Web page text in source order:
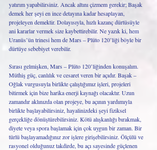
yatırım yapabilirsiniz. Ancak altını çizmem gerekir; Başak
demek her şeyi en ince detayına kadar hesaplayan,
projeleyen demektir. Dolayısıyla, hızlı kazanç dürtüsüyle
ani kararlar vermek size kaybettirebilir. Ne yazık ki, hem
Uranüs’ün trinesi hem de Mars – Plüto 120’liği böyle bir
dürtüye sebebiyet verebilir.
Sırası gelmişken, Mars – Plüto 120’liğinden konuşalım.
Müthiş güç, canlılık ve cesaret veren bir açıdır. Başak –
Oğlak vurgusuyla birlikte çalıştığımız işleri, projeleri
bitirmek için bize harika enerji kaynağı olacaktır. Uzun
zamandır aklınızda olan projeye, bu açının yardımıyla
birlikte başlayabilirsiniz, hayalinizdeki şeyi fiziksel
gerçekliğe dönüştürebilirsiniz. Kötü alışkanlığı bırakmak,
diyete veya spora başlamak için çok uygun bir zaman. Bir
türlü başlayamadığınız zor işlere girişebilirsiniz. Ölçülü ve
rasyonel olduğunuz takdirde, bu açı sayesinde güçlenen